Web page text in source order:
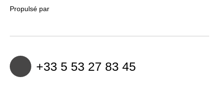
Propulsé par
+33 5 53 27 83 45